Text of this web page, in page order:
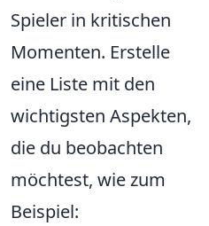
Spieler in kritischen
Momenten. Erstelle
eine Liste mit den
wichtigsten Aspekten,
die du beobachten
möchtest, wie zum
Beispiel: